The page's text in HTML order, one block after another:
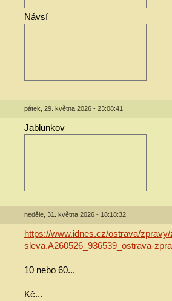
Návsí
pátek, 29. května 2026 - 23:08:41
Jablunkov
neděle, 31. května 2026 - 18:18:32
https://www.idnes.cz/ostrava/
sleva.A260526_936539_ostrava-
10 nebo 60...
Kč...